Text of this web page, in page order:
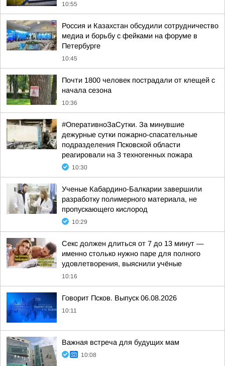
10:55
Россия и Казахстан обсудили сотрудничество
медиа и борьбу с фейками на форуме в
Петербурге
10:45
Почти 1800 человек пострадали от клещей с
начала сезона
10:36
#ОперативноЗаСутки. За минувшие
дежурные сутки пожарно-спасательные
подразделения Псковской области
реагировали на 3 техногенных пожара
10:30
Ученые Кабардино-Балкарии завершили
разработку полимерного материала, не
пропускающего кислород
10:29
Секс должен длиться от 7 до 13 минут —
именно столько нужно паре для полного
удовлетворения, выяснили учёные
10:16
Говорит Псков. Выпуск 06.08.2026
10:11
Важная встреча для будущих мам
10:08